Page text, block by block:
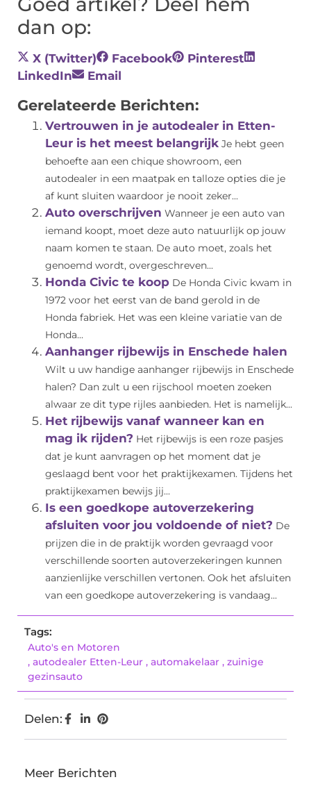
dan op:
X (Twitter) Facebook
Pinterest
LinkedIn
Email
Gerelateerde Berichten:
Vertrouwen in je autodealer in Etten-
Leur is het meest belangrijk Je hebt geen
behoefte aan een chique showroom, een
autodealer in een maatpak en talloze opties die je
af kunt sluiten waardoor je nooit zeker...
Auto overschrijven Wanneer je een auto van
iemand koopt, moet deze auto natuurlijk op jouw
naam komen te staan. De auto moet, zoals het
genoemd wordt, overgeschreven...
Honda Civic te koop De Honda Civic kwam in
1972 voor het eerst van de band gerold in de
Honda fabriek. Het was een kleine variatie van de
Honda...
Aanhanger rijbewijs in Enschede halen
Wilt u uw handige aanhanger rijbewijs in Enschede
halen? Dan zult u een rijschool moeten zoeken
alwaar ze dit type rijles aanbieden. Het is namelijk...
Het rijbewijs vanaf wanneer kan en
mag ik rijden? Het rijbewijs is een roze pasjes
dat je kunt aanvragen op het moment dat je
geslaagd bent voor het praktijkexamen. Tijdens het
praktijkexamen bewijs jij...
Is een goedkope autoverzekering
afsluiten voor jou voldoende of niet? De
prijzen die in de praktijk worden gevraagd voor
verschillende soorten autoverzekeringen kunnen
aanzienlijke verschillen vertonen. Ook het afsluiten
van een goedkope autoverzekering is vandaag...
Tags:
Auto's en Motoren
, autodealer Etten-Leur , automakelaar , zuinige
gezinsauto
Delen:
Meer Berichten